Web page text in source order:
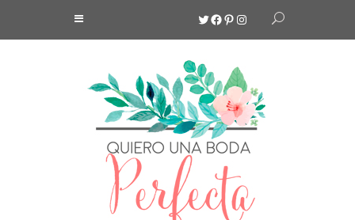
Twitter
Facebook
Pinterest
Instagram